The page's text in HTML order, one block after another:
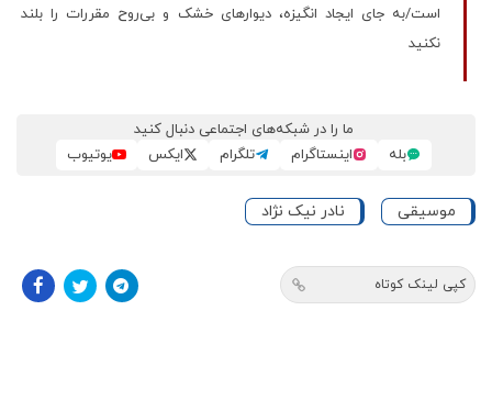
است/به جای ایجاد انگیزه، دیوارهای خشک و بی‌روح مقررات را بلند
نکنید
ما را در شبکه‌های اجتماعی دنبال کنید
بله
اینستاگرام تلگرام ایکس یوتیوب
موسیقی نادر نیک نژاد
کپی لینک کوتاه